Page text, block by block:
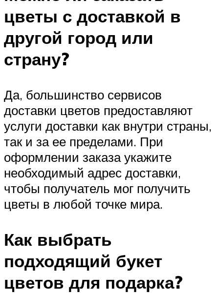
цветы с доставкой в
другой город или
страну?
Да, большинство сервисов
доставки цветов предоставляют
услуги доставки как внутри страны,
так и за ее пределами. При
оформлении заказа укажите
необходимый адрес доставки,
чтобы получатель мог получить
цветы в любой точке мира.
Как выбрать
подходящий букет
цветов для подарка?